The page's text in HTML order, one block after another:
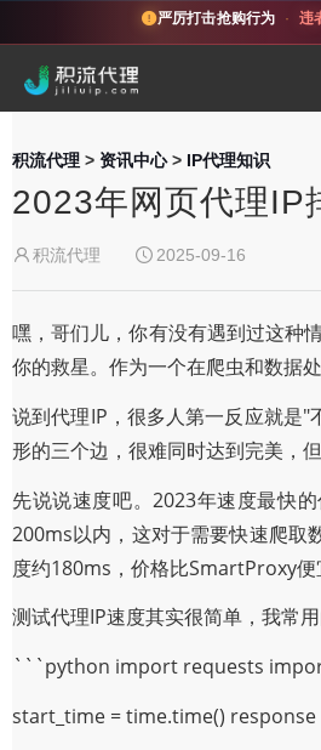
严厉打击抢购行为 · 违
积流代理 > 资讯中心> IP代理知识
2023年网页代理IP
积流代理 2025-09-16
嘿，哥们儿，你有没有遇到过这种
你的救星。作为一个在爬虫和数据
说到代理IP，很多人第一反应就是
形的三个边，很难同时达到完美，
先说说速度吧。2023年速度最快
200ms以内，这对于需要快速爬取
度约180ms，价格比SmartProxy便
测试代理IP速度其实很简单，我常
```python import requests
start_time = time.time()